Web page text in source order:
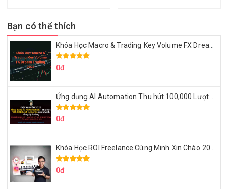
Bạn có thể thích
0đ
0đ
0đ